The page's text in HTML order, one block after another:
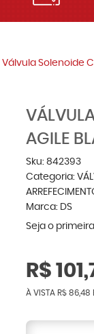
Válvula Solenoide
AGILE
Sku: 842393
Categoria:
Marca: DS
Seja o
R$
À VISTA R$ 86,48